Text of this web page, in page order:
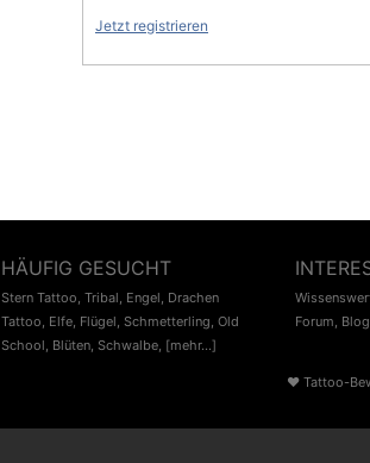
Jetzt registrieren
HÄUFIG GESUCHT
Stern Tattoo, Tribal, Engel, Drachen
Tattoo, Elfe, Flügel, Schmetterling, Old
School, Blüten, Schwalbe, [mehr...]
Forum, Blog
♥ Tattoo-